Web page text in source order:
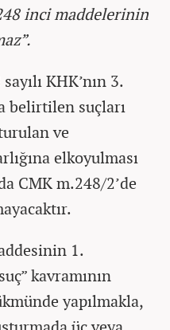
inci maddelerinin
KHK’nın 3.
belirtilen suçları
ve
elkoyulması
CMK m.248/2’de
1.
kavramının
yapılmakla,